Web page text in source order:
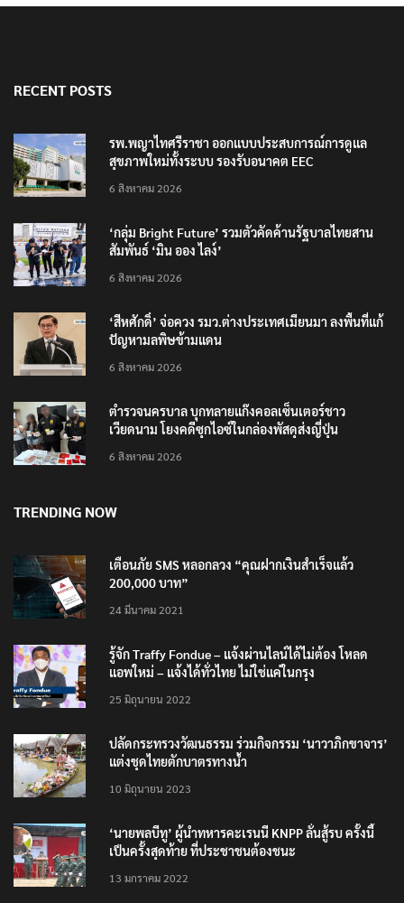
สุขภาพใหม่ทั้งระบบ รองรับอนาคต EEC
6 สิงหาคม 2026
สัมพันธ์ ‘มิน ออง ไลง์’
6 สิงหาคม 2026
ปัญหามลพิษข้ามแดน
6 สิงหาคม 2026
เวียดนาม โยงคดีซุกไอซ์ในกล่องพัสดุส่งญี่ปุ่น
6 สิงหาคม 2026
200,000 บาท”
24 มีนาคม 2021
แอพใหม่ – แจ้งได้ทั่วไทย ไม่ใช่แค่ในกรุง
25 มิถุนายน 2022
แต่งชุดไทยตักบาตรทางน้ำ
10 มิถุนายน 2023
เป็นครั้งสุดท้าย ที่ประชาชนต้องชนะ
13 มกราคม 2022